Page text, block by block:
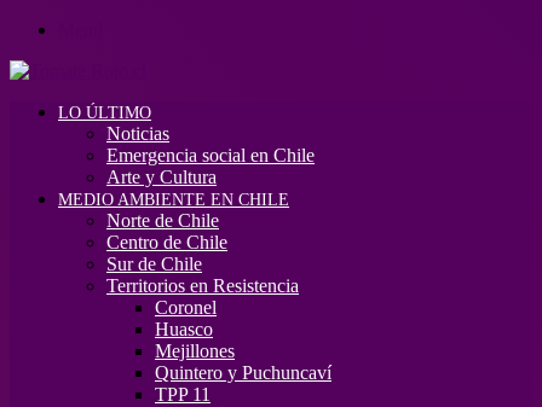
LO ÚLTIMO
Noticias
Emergencia social en Chile
Arte y Cultura
MEDIO AMBIENTE EN CHILE
Norte de Chile
Centro de Chile
Sur de Chile
Territorios en Resistencia
Coronel
Huasco
Mejillones
Quintero y Puchuncaví
TPP 11